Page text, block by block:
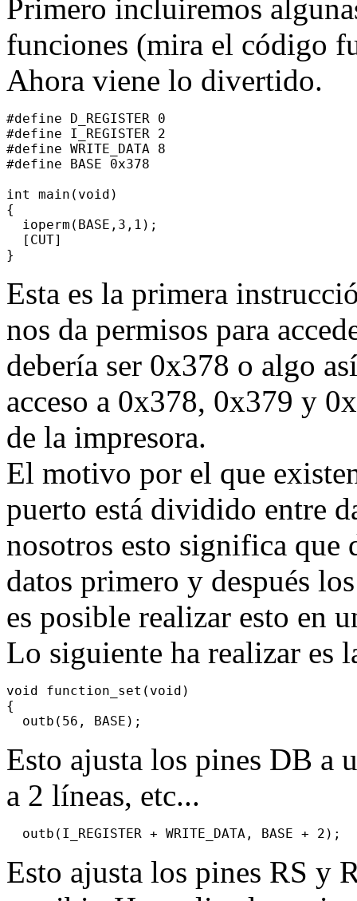
Primero incluiremos
funciones (mira el código
Ahora viene lo divertido.
#define D_REGISTER 0
#define I_REGISTER 2
#define WRITE_DATA 8
#define BASE 0x378
int main(void)
{
  ioperm(BASE,3,1);
  [CUT]
Esta es la primera
nos da permisos para
debería ser 0x378 o algo
acceso a 0x378, 0x379 y
de la impresora.
El motivo por el que
puerto está dividido entre
nosotros esto significa que
datos primero y después
es posible realizar esto en
Lo siguiente ha realizar es
void function_set(void)
{
Esto ajusta los pines DB a
a 2 líneas, etc...
Esto ajusta los pines RS y